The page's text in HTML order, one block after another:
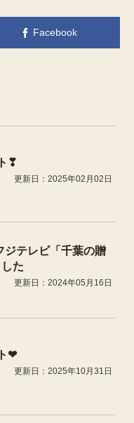
Facebook
❣
更新日：2025年02月02日
ジテレビ「千葉の贈
た
更新日：2024年05月16日
❤
更新日：2025年10月31日